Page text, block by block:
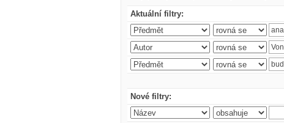
Aktuální filtry:
Nové filtry: